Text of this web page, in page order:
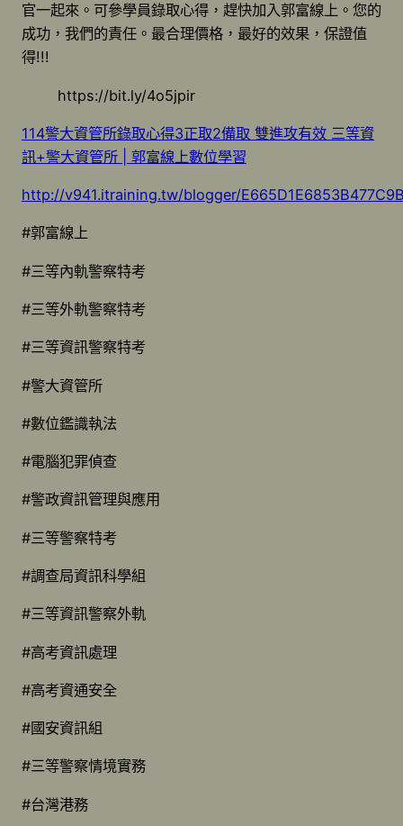
官一起來。可參學員錄取心得，趕快加入郭富線上。您的
成功，我們的責任。最合理價格，最好的效果，保證值
得!!!
https://bit.ly/4o5jpir
114警大資管所錄取心得3正取2備取 雙進攻有效 三等資
訊+警大資管所 | 郭富線上數位學習
http://v941.itraining.tw/blogger/
#郭富線上
#三等內軌警察特考
#三等外軌警察特考
#三等資訊警察特考
#警大資管所
#數位鑑識執法
#電腦犯罪偵查
#警政資訊管理與應用
#三等警察特考
#調查局資訊科學組
#三等資訊警察外軌
#高考資訊處理
#高考資通安全
#國安資訊組
#三等警察情境實務
#台灣港務